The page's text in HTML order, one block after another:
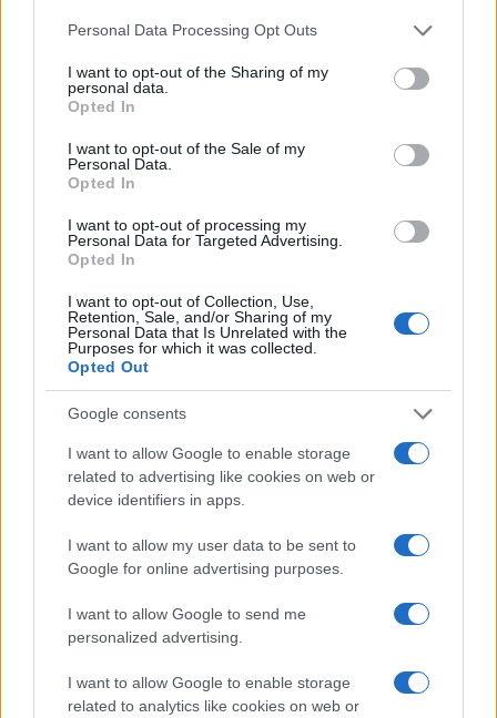
Please note that this website/app uses one or more Google
not limited to your visit or usage behaviour. You may click to
grant or deny consent to Google and its third-party tags to
use your data for below specified purposes in below Google
consent section.
Personal Data Processing Opt Outs
I want to opt-out of the Sharing of my
personal data.
Opted In
I want to opt-out of the Sale of my
Personal Data.
Opted In
I want to opt-out of processing my
Personal Data for Targeted Advertising.
Opted In
I want to opt-out of Collection, Use,
Retention, Sale, and/or Sharing of my
Personal Data that Is Unrelated with the
Purposes for which it was collected.
Opted Out
Google consents
I want to allow Google to enable storage
related to advertising like cookies on web or
device identifiers in apps.
I want to allow my user data to be sent to
Google for online advertising purposes.
I want to allow Google to send me
personalized advertising.
I want to allow Google to enable storage
related to analytics like cookies on web or
21/09/2016 - 15:10
Η Βουλή προσέφερε στο Κ.Ε.Α-Α.Μ.Ε.Α
ένα αυτοκίνητο
Ένα Ι.Χ. αυτοκίνητο προσέφερε η Βουλή των
Αποκατάστασης Ατόμων με Ειδικές Ανάγκες